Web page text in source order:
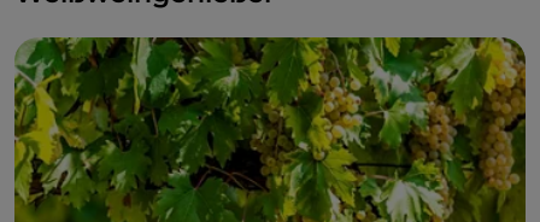
seit 1992 die Herkunftsbezeichnung DOCG führt.
Wenn Sie an diesen Orten vorbeikommen,
probieren Sie den Weinin Kombination mit lokalen
kulinarischen Spezialitäten: Sagrantino ist ein
hervorragender Begleiter zu Wild und Braten.